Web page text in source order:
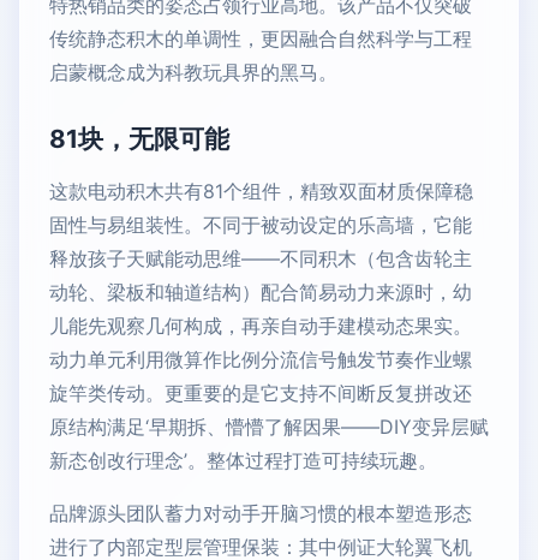
特热销品类的姿态占领行业高地。该产品不仅突破
传统静态积木的单调性，更因融合自然科学与工程
启蒙概念成为科教玩具界的黑马。
81块，无限可能
这款电动积木共有81个组件，精致双面材质保障稳
固性与易组装性。不同于被动设定的乐高墙，它能
释放孩子天赋能动思维——不同积木（包含齿轮主
动轮、梁板和轴道结构）配合简易动力来源时，幼
儿能先观察几何构成，再亲自动手建模动态果实。
动力单元利用微算作比例分流信号触发节奏作业螺
旋竿类传动。更重要的是它支持不间断反复拼改还
原结构满足‘早期拆、懵懵了解因果——DIY变异层赋
新态创改行理念’。整体过程打造可持续玩趣。
品牌源头团队蓄力对动手开脑习惯的根本塑造形态
进行了内部定型层管理保装：其中例证大轮翼飞机